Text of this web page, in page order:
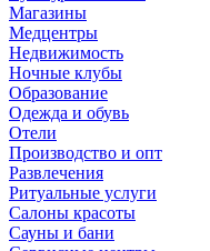
Магазины
Медцентры
Недвижимость
Ночные клубы
Образование
Одежда и обувь
Отели
Производство и опт
Развлечения
Ритуальные услуги
Салоны красоты
Сауны и бани